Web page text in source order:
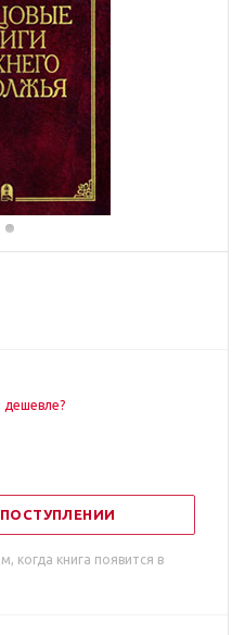
когда книга появится в